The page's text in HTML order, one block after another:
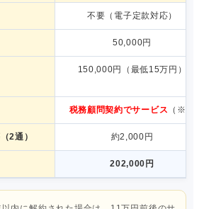
不要（電子定款対応）
50,000円
150,000円（最低15万円）
税務顧問契約でサービス （※）
2通） 約2,000円
202,000円